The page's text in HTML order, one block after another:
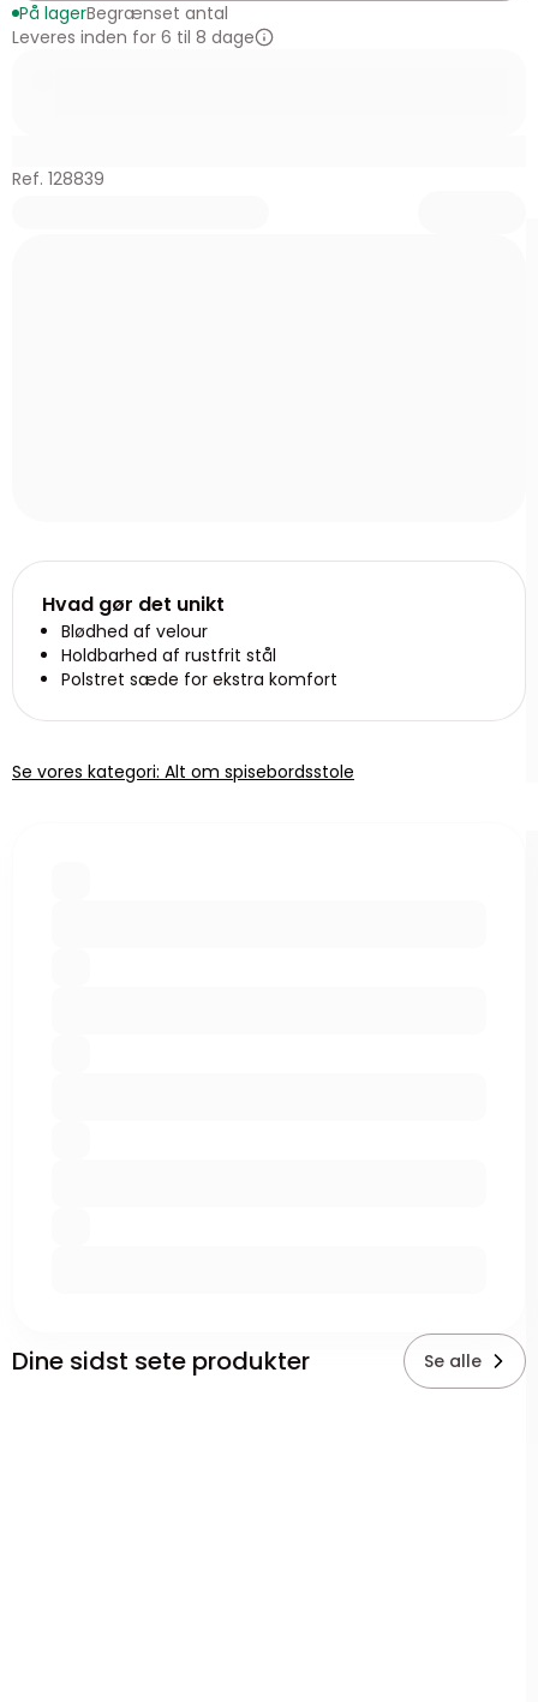
På lagerBegrænset antal
Leveres inden for 6 til 8 dage
Ref. 128839
Hvad gør det unikt
Blødhed af velour
Holdbarhed af rustfrit stål
Polstret sæde for ekstra komfort
Se vores kategori: Alt om spisebordsstole
Dine sidst sete produkter Se alle